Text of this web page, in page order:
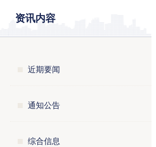
资讯内容
近期要闻
通知公告
综合信息